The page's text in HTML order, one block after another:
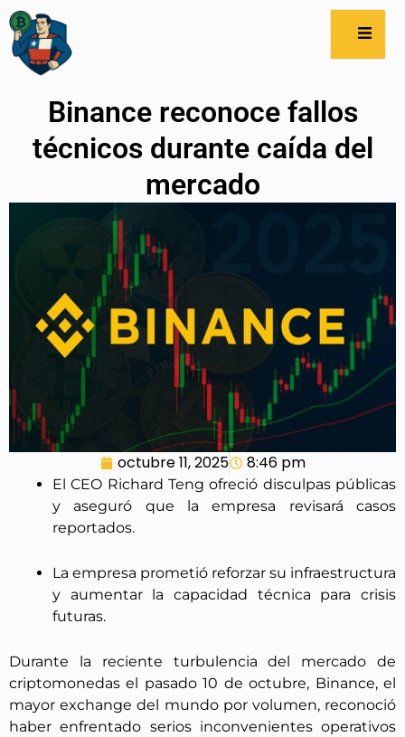
Binance reconoce fallos
técnicos durante caída del
mercado
octubre 11, 2025 8:46 pm
El CEO Richard Teng ofreció disculpas públicas
y aseguró que la empresa revisará casos
reportados.
La empresa prometió reforzar su infraestructura
y aumentar la capacidad técnica para crisis
futuras.
Durante la reciente turbulencia del mercado de
criptomonedas el pasado 10 de octubre, Binance, el
mayor exchange del mundo por volumen, reconoció
haber enfrentado serios inconvenientes operativos